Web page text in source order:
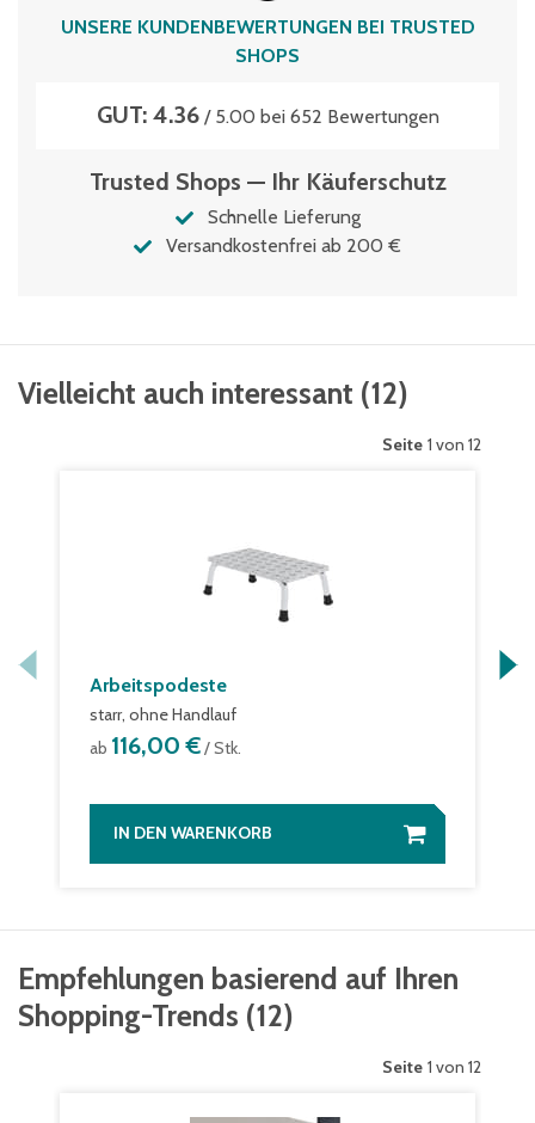
UNSERE KUNDENBEWERTUNGEN BEI TRUSTED
SHOPS
GUT: 4.36/ 5.00 bei 652 Bewertungen
Trusted Shops — Ihr Käuferschutz
Schnelle Lieferung
Versandkostenfrei ab 200 €
Vielleicht auch interessant (12)
Seite 1 von 12
Arbeitspodeste
starr, ohne Handlauf
ab 116,00 €/ Stk.
IN DEN WARENKORB
Empfehlungen basierend auf Ihren
Shopping-Trends (12)
Seite 1 von 12